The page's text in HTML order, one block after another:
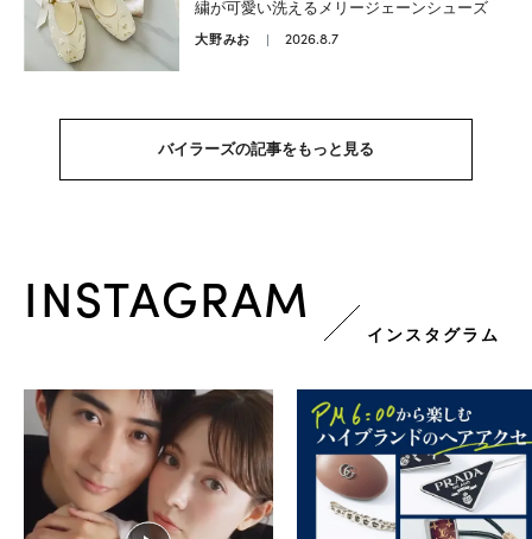
繍が可愛い洗えるメリージェーンシューズ
大野みお 2026.8.7
バイラーズの記事をもっと見る
INSTAGRAM
インスタグラム